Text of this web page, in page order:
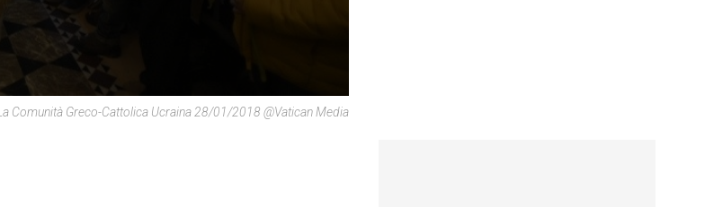
Comunità Greco-Cattolica Ucraina 28/01/2018 @Vatican Media